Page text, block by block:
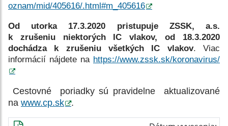
oznam/mid/405616/.html#m_405616
Od utorka 17.3.2020 pristupuje ZSSK, a.s.
k zrušeniu niektorých IC vlakov, od 18.3.2020
dochádza k zrušeniu všetkých IC vlakov. Viac
informácií nájdete na https://www.zssk.sk/koronavirus/
Cestovné poriadky sú pravidelne aktualizované
na www.cp.sk .